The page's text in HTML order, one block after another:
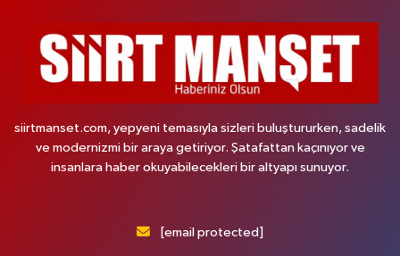
siirtmanset.com, yepyeni temasıyla sizleri buluştururken, sadelik
ve modernizmi bir araya getiriyor. Şatafattan kaçınıyor ve
insanlara haber okuyabilecekleri bir altyapı sunuyor.
[email protected]